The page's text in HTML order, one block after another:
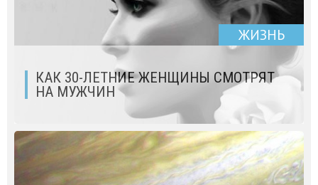
ЖИЗНЬ
КАК 30-ЛЕТНИЕ ЖЕНЩИНЫ СМОТРЯТ
НА МУЖЧИН